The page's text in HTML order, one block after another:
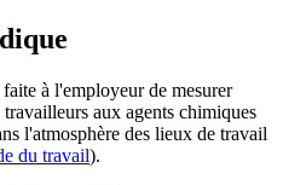
à l'employeur de mesurer
aux agents chimiques
l'atmosphère des lieux de travail
du travail).